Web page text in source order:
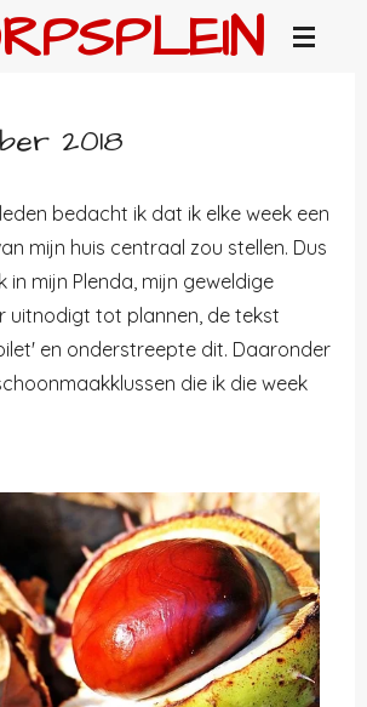
2018
bedacht ik dat ik elke week een
mijn huis centraal zou stellen. Dus
in mijn Plenda, mijn geweldige
uitnodigt tot plannen, de tekst
en onderstreepte dit. Daaronder
die ik die week